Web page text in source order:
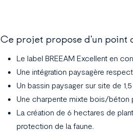
Ce projet propose d’un point
Le label BREEAM Excellent en
Une intégration paysagère
Un bassin paysager sur site de
Une charpente mixte bois/béton
La création de 6 hectares de
protection de la faune.